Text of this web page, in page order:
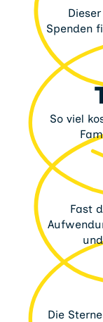
Spenden
So viel
Fast
Die